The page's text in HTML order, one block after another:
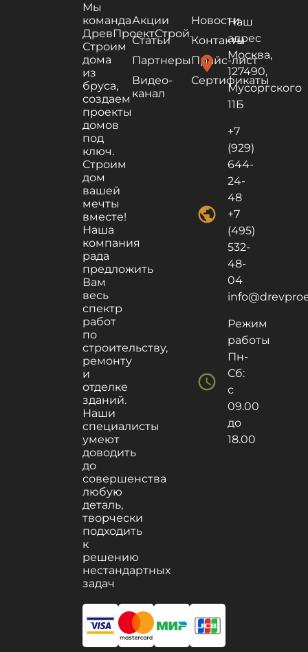
Мы
команда
ДревПроектСтрой.
Строим
дома
из
бруса,
создаем
проекты
домов
под
ключ.
Строим
дом
вашей
мечты
вместе!
Наша
компания
рада
предложить
Вам
весь
спектр
работ
по
строительству,
ремонту
и
отделке
зданий.
Наши
специалисты
умеют
доводить
до
совершенства
любую
деталь,
творчески
подходить
к
решению
нестандартных
задач
Акции
Новости
Статьи
Контакты
ПартнерыПрайс-лист
Видео-
канал
Сертификаты
location_on
Наш
адрес
Москва,
127490,
Мусоргского
11Б
public
+7
(929)
644-
24-
48
+7
(495)
532-
48-
04
schedule
Режим
работы
Пн-
Сб:
с
09.00
до
18.00